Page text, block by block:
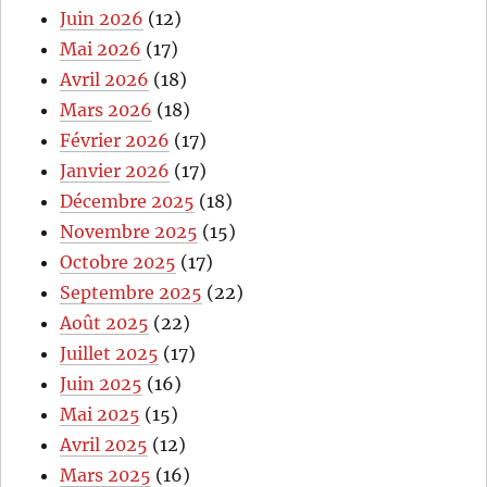
Juin 2026 (12)
Mai 2026 (17)
Avril 2026 (18)
Mars 2026 (18)
Février 2026 (17)
Janvier 2026 (17)
Décembre 2025 (18)
Novembre 2025 (15)
Octobre 2025 (17)
Septembre 2025 (22)
Août 2025 (22)
Juillet 2025 (17)
Juin 2025 (16)
Mai 2025 (15)
Avril 2025 (12)
Mars 2025 (16)